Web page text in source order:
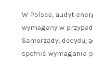
W Polsce, audyt
wymagany w
Samorządy,
spełnić wymagania